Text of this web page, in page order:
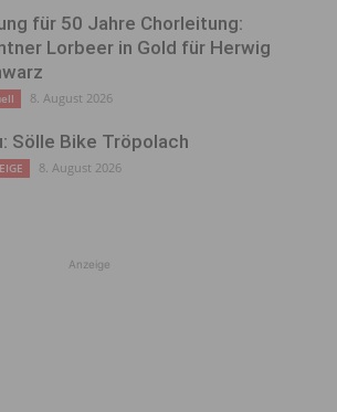
für 50 Jahre Chorleitung:
Lorbeer in Gold für Herwig
8. August 2026
Sölle Bike Tröpolach
8. August 2026
Anzeige